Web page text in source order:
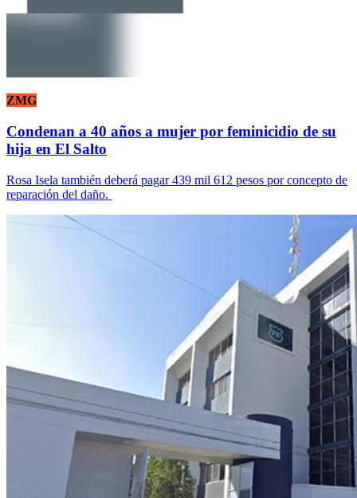
ZMG
Condenan a 40 años a mujer por feminicidio de su
hija en El Salto
Rosa Isela también deberá pagar 439 mil 612 pesos por concepto de
reparación del daño.